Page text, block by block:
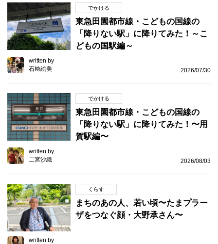
でかける
東急田園都市線・こどもの国線の
「降りない駅」に降りてみた！～こ
どもの国駅編～
written by
石﨑絵美
2026/07/30
でかける
東急田園都市線・こどもの国線の
「降りない駅」に降りてみた！〜用
賀駅編〜
written by
二宮沙織
2026/08/03
くらす
まちのあの人、若い頃〜たまプラー
ザをつなぐ顔・大野承さん〜
written by